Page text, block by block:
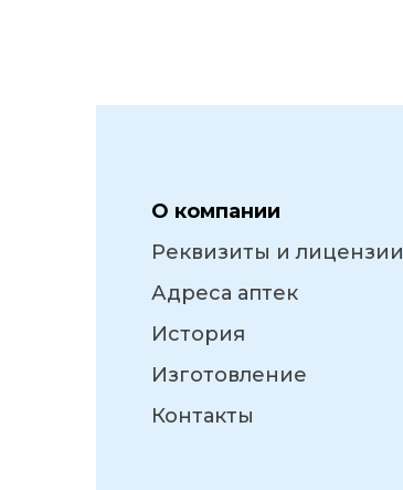
О компании
Реквизиты и лицензии
Адреса аптек
История
Изготовление
Контакты